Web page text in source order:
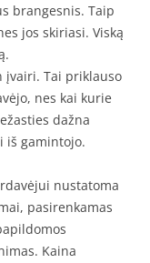
brangesnis. Taip
jos skiriasi. Viską
įvairi. Tai priklauso
nes kai kurie
dažna
iš gamintojo.
nustatoma
pasirenkamas
Kaina